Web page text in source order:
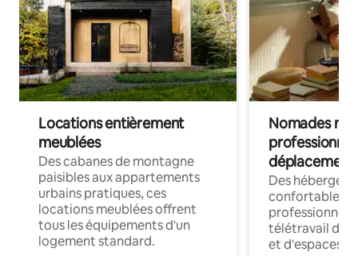
Locations entièrement
meublées
Des cabanes de montagne
paisibles aux appartements
urbains pratiques, ces
locations meublées offrent
tous les équipements d'un
logement standard.
Nomades
déplacement
Des
confortables
professionnels
télétravail
et d'espaces